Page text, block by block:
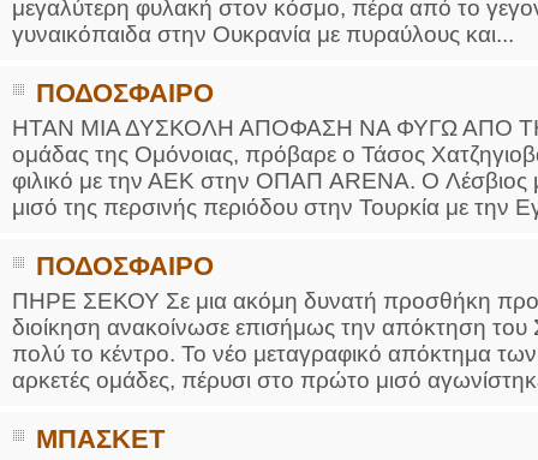
μεγαλύτερη φυλακή στον κόσμο, πέρα από το
γυναικόπαιδα στην Ουκρανία με πυραύλους και...
ΠΟΔΟΣΦΑΙΡΟ
ΗΤΑΝ ΜΙΑ ΔΥΣΚΟΛΗ ΑΠΟΦΑΣΗ ΝΑ ΦΥΓΩ ΑΠΟ
ομάδας της Ομόνοιας, πρόβαρε ο Τάσος
φιλικό με την ΑΕΚ στην ΟΠΑΠ ARENA. O Λέσβιος
μισό της περσινής περιόδου στην Τουρκία με την
ΠΟΔΟΣΦΑΙΡΟ
ΠΗΡΕ ΣΕΚΟΥ Σε μια ακόμη δυνατή προσθήκη
διοίκηση ανακοίνωσε επισήμως την απόκτηση
πολύ το κέντρο. Το νέο μεταγραφικό απόκτημα
αρκετές ομάδες, πέρυσι στο πρώτο μισό
ΜΠΑΣΚΕΤ